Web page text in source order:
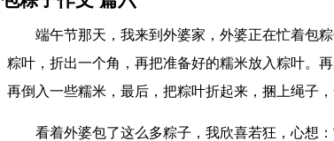
端午节那天，我来到外婆家，外婆正在忙着包
粽叶，折出一个角，再把准备好的糯米放入粽叶。
再倒入一些糯米，最后，把粽叶折起来，捆上绳子，
看着外婆包了这么多粽子，我欣喜若狂，心想